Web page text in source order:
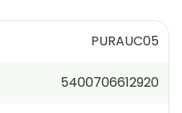
PURAUC05
5400706612920